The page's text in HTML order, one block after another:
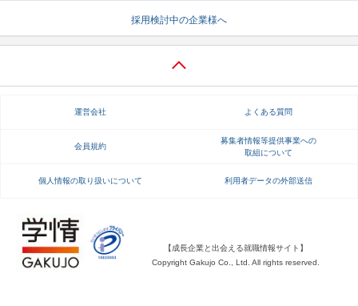
採用検討中の企業様へ
運営会社 よくある質問
会員規約
募集者情報等提供事業への
取組について
個人情報の取り扱いについて 利用者データの外部送信
【成長企業と出会える就職情報サイト】
Copyright Gakujo Co., Ltd. All rights reserved.